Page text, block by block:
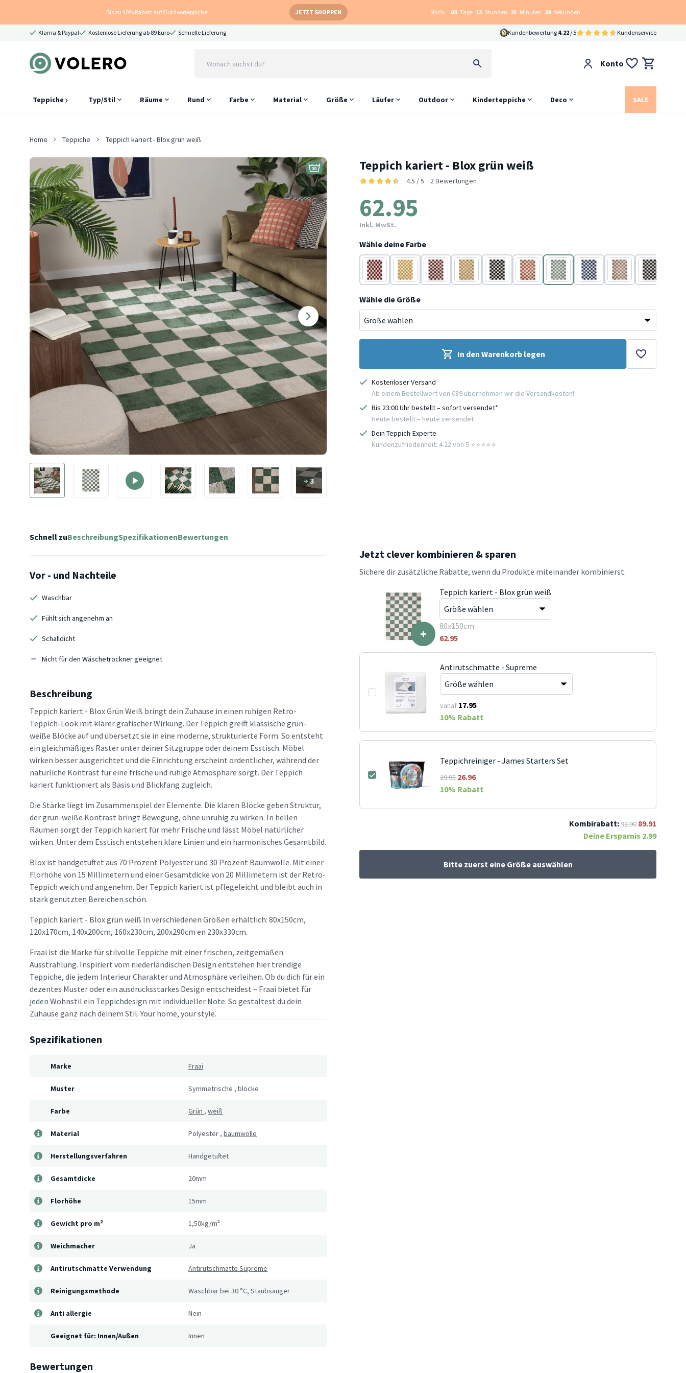
Bis zu 40% Rabatt auf Outdoorteppiche JETZT SHOPPEN Noch: 04 Tage 13 Stunden 25 Minuten 38 Sekunden
Klarna & Paypal Kostenlose Lieferung ab 89 Euro Schnelle Lieferung Kundenbewertung 4.22 / 5 Kundenservice
Konto
Teppiche Typ/Stil Räume Rund Farbe Material Größe Läufer Outdoor Kinderteppiche Deco SALE
Home Teppiche Teppich kariert - Blox grün weiß
+ 3
Teppich kariert - Blox grün weiß
4.5 / 5 2 Bewertungen
62.95
Inkl. MwSt.
Wähle deine Farbe
Rot Gelb Rot Gelb Schwarz/weißTerracottaWeiß Blau Beige Schwarz
Wähle die Größe
In den Warenkorb legen
Kostenloser Versand
Ab einem Bestellwert von €89 übernehmen wir die Versandkosten!
Bis 23:00 Uhr bestellt – sofort versendet*
Heute bestellt – heute versendet
Dein Teppich-Experte
Kundenzufriedenheit: 4.22 von 5 ⭐️⭐️⭐️⭐️⭐️
Schnell zuBeschreibungSpezifikationenBewertungen
Vor - und Nachteile
Waschbar
Fühlt sich angenehm an
Schalldicht
Nicht für den Wäschetrockner geeignet
Beschreibung
Teppich kariert - Blox Grün Weiß bringt dein Zuhause in einen ruhigen Retro-
Teppich-Look mit klarer grafischer Wirkung. Der Teppich greift klassische grün-
weiße Blöcke auf und übersetzt sie in eine moderne, strukturierte Form. So entsteht
ein gleichmäßiges Raster unter deiner Sitzgruppe oder deinem Esstisch. Möbel
wirken besser ausgerichtet und die Einrichtung erscheint ordentlicher, während der
natürliche Kontrast für eine frische und ruhige Atmosphäre sorgt. Der Teppich
kariert funktioniert als Basis und Blickfang zugleich.
Die Stärke liegt im Zusammenspiel der Elemente. Die klaren Blöcke geben Struktur,
der grün-weiße Kontrast bringt Bewegung, ohne unruhig zu wirken. In hellen
Räumen sorgt der Teppich kariert für mehr Frische und lässt Möbel natürlicher
wirken. Unter dem Esstisch entstehen klare Linien und ein harmonisches Gesamtbild.
Blox ist handgetuftet aus 70 Prozent Polyester und 30 Prozent Baumwolle. Mit einer
Florhöhe von 15 Millimetern und einer Gesamtdicke von 20 Millimetern ist der Retro-
Teppich weich und angenehm. Der Teppich kariert ist pflegeleicht und bleibt auch in
stark genutzten Bereichen schön.
Teppich kariert - Blox grün weiß In verschiedenen Größen erhältlich: 80x150cm,
120x170cm, 140x200cm, 160x230cm, 200x290cm en 230x330cm.
Fraai ist die Marke für stilvolle Teppiche mit einer frischen, zeitgemäßen
Ausstrahlung. Inspiriert vom niederländischen Design entstehen hier trendige
Teppiche, die jedem Interieur Charakter und Atmosphäre verleihen. Ob du dich für ein
dezentes Muster oder ein ausdrucksstarkes Design entscheidest – Fraai bietet für
jeden Wohnstil ein Teppichdesign mit individueller Note. So gestaltest du dein
Zuhause ganz nach deinem Stil. Your home, your style.
Spezifikationen
Marke Fraai
Muster Symmetrische , blöcke
Farbe Grün , weiß
Material Polyester , baumwolle
Herstellungsverfahren Handgetuftet
Gesamtdicke 20mm
Florhöhe 15mm
Gewicht pro m² 1,50kg/m²
Weichmacher Ja
Antirutschmatte Verwendung Antirutschmatte Supreme
Reinigungsmethode Waschbar bei 30 °C, Staubsauger
Anti allergie Nein
Geeignet für: Innen/Außen Innen
Bewertungen
Jetzt clever kombinieren & sparen
Sichere dir zusätzliche Rabatte, wenn du Produkte miteinander kombinierst.
+
Teppich kariert - Blox grün weiß
80x150cm
62.95
Antirutschmatte - Supreme
vanaf 17.95
10% Rabatt
Teppichreiniger - James Starters Set
29.95 26.96
10% Rabatt
Kombirabatt:92.90 89.91
Deine Ersparnis 2.99
Bitte zuerst eine Größe auswählen